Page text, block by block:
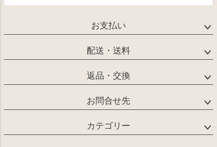
お支払い
配送・送料
返品・交換
お問合せ先
カテゴリー